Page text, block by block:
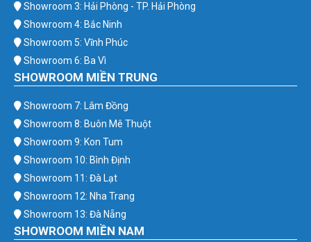
Showroom 3: Hải Phòng - TP. Hải Phòng
Showroom 4: Bắc Ninh
Showroom 5: Vĩnh Phúc
Showroom 6: Ba Vì
SHOWROOM MIỀN TRUNG
Showroom 7: Lâm Đồng
Showroom 8: Buôn Mê Thuột
Showroom 9: Kon Tum
Showroom 10: Bình Định
Showroom 11: Đà Lạt
Showroom 12: Nha Trang
Showroom 13: Đà Nẵng
SHOWROOM MIỀN NAM